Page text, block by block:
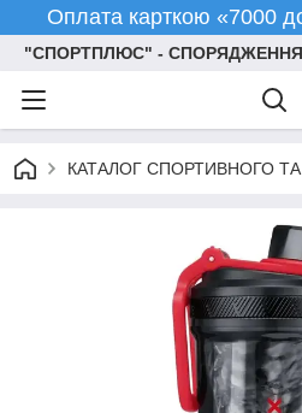
Оплата карткою «7000
"СПОРТПЛЮС" - СПОРЯДЖЕННЯ
КАТАЛОГ СПОРТИВНОГО